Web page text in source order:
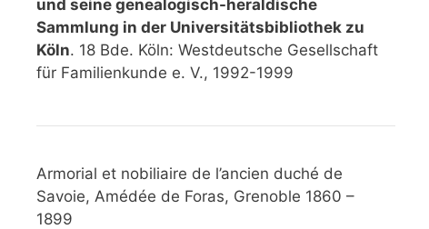
und seine genealogisch-heraldische
Sammlung in der Universitätsbibliothek zu
Köln. 18 Bde. Köln: Westdeutsche Gesellschaft
für Familienkunde e. V., 1992-1999
Armorial et nobiliaire de l’ancien duché de
Savoie, Amédée de Foras, Grenoble 1860 –
1899